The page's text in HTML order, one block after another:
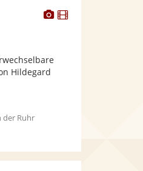
DieserDieser
Hildegard
der Ruhr